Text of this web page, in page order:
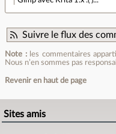
Suivre le flux des
Note :les commentaires
Nous n’en sommes pas
Revenir en haut de page
Sites amis